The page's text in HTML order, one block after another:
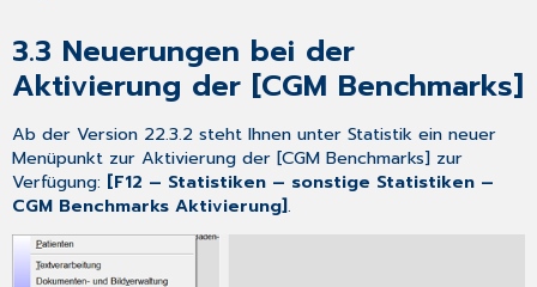
3.3 Neuerungen bei der
Aktivierung der [CGM Benchmarks]
Ab der Version 22.3.2 steht Ihnen unter Statistik ein neuer
Menüpunkt zur Aktivierung der [CGM Benchmarks] zur
Verfügung: [F12 – Statistiken – sonstige Statistiken –
CGM Benchmarks Aktivierung].